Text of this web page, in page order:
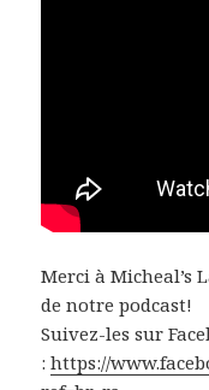
Merci à Micheal’s
de notre podcast!
Suivez-les sur
:https://